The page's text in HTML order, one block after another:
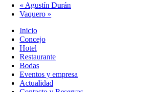
« Agustín Durán
Vaquero »
Inicio
Concejo
Hotel
Restaurante
Bodas
Eventos y empresa
Actualidad